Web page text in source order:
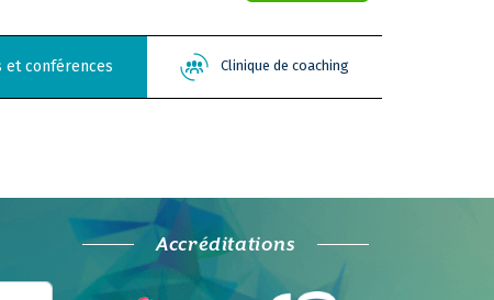
et conférences Clinique de coaching
Accréditations